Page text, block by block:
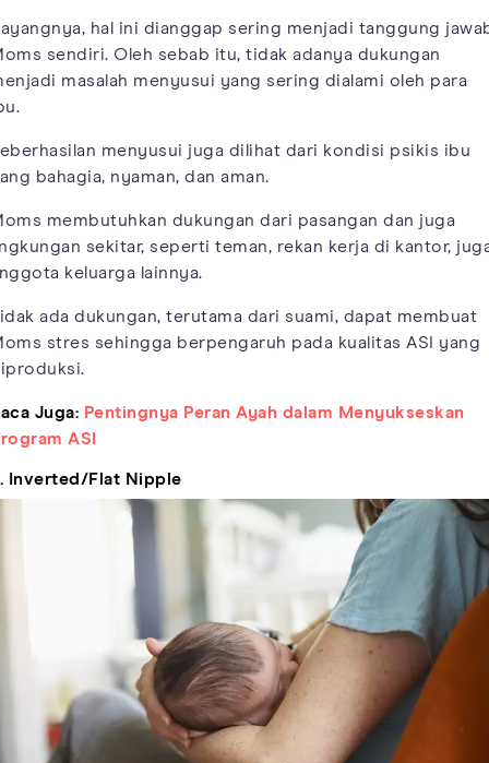
hal ini dianggap sering menjadi tanggung
sendiri. Oleh sebab itu, tidak adanya dukungan
masalah menyusui yang sering dialami oleh para
menyusui juga dilihat dari kondisi psikis ibu
bahagia, nyaman, dan aman.
membutuhkan dukungan dari pasangan dan juga
sekitar, seperti teman, rekan kerja di kantor,
keluarga lainnya.
ada dukungan, terutama dari suami, dapat membuat
stres sehingga berpengaruh pada kualitas ASI yang
Juga: Pentingnya Peran Ayah dalam Menyukseskan
ASI
Inverted/Flat Nipple